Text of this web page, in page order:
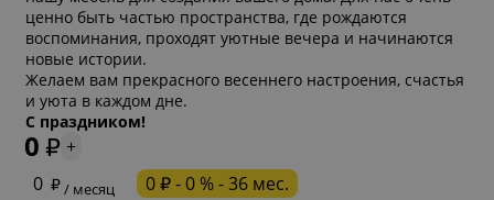
ценно быть частью пространства, где рождаются
воспоминания, проходят уютные вечера и начинаются
новые истории.
Желаем вам прекрасного весеннего настроения, счастья
и уюта в каждом дне.
С праздником!
0
+
0
/ месяц 0 ₽ - 0 % - 36 мес.
* обязательное поле
* необязательное поле